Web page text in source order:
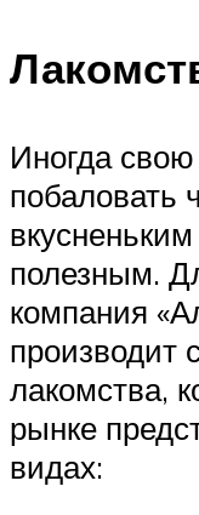
Иногда
побаловать
полезным.
компания
производит
лакомства,
рынке
видах: